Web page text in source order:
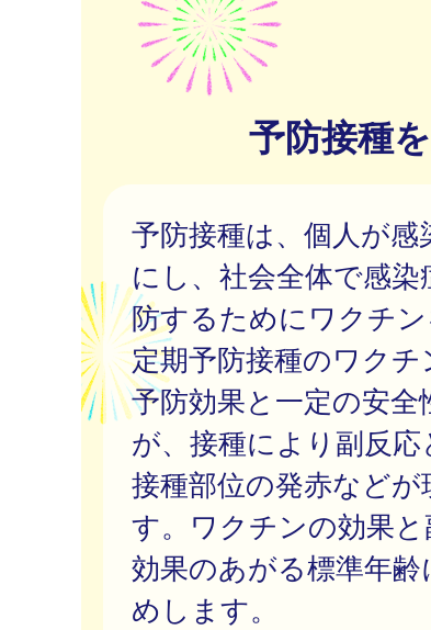
予防接種
予防接種は、個人が
にし、社会全体で感
防するためにワクチ
定期予防接種のワク
予防効果と一定の安
が、接種により副反
接種部位の発赤など
す。ワクチンの効果
効果のあがる標準年
めします。